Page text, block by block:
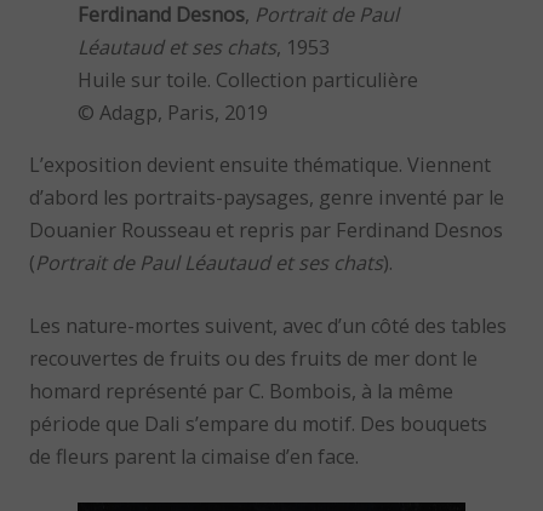
Ferdinand Desnos, Portrait de Paul
Léautaud et ses chats, 1953
Huile sur toile. Collection particulière
© Adagp, Paris, 2019
L’exposition devient ensuite thématique. Viennent
d’abord les portraits-paysages, genre inventé par le
Douanier Rousseau et repris par Ferdinand Desnos
(Portrait de Paul Léautaud et ses chats).
Les nature-mortes suivent, avec d’un côté des tables
recouvertes de fruits ou des fruits de mer dont le
homard représenté par C. Bombois, à la même
période que Dali s’empare du motif. Des bouquets
de fleurs parent la cimaise d’en face.